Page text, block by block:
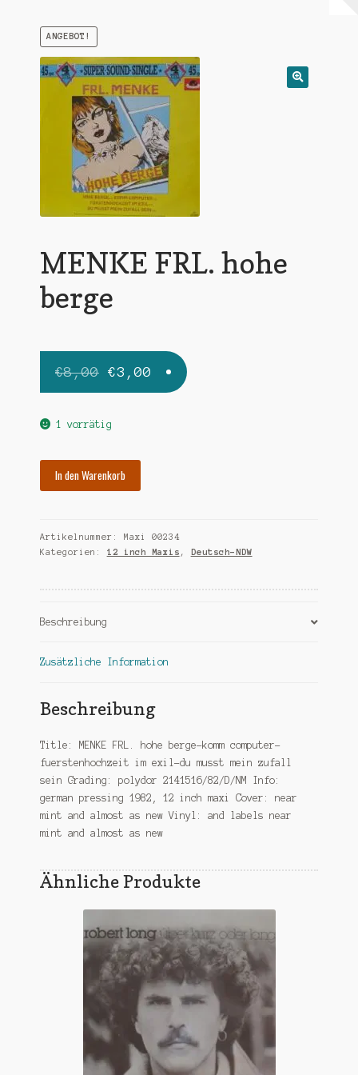
Warenkorb
Mein Konto
ANGEBOT!
MENKE FRL. hohe
berge
€8,00 Ursprünglicher
Preis
war:
€3,00 Aktueller
Preis
1 vorrätig
Menge
In den Warenkorb
Artikelnummer:
Maxi 00234
Kategorien: 12 inch Maxis , Deutsch-NDW
Beschreibung
Zusätzliche Information
Beschreibung
Title: MENKE FRL. hohe berge-komm computer-
fuerstenhochzeit im exil-du musst mein zufall
sein Grading: polydor 2141516/82/D/NM Info:
german pressing 1982, 12 inch maxi Cover: near
mint and almost as new Vinyl: and labels near
mint and almost as new
Ähnliche Produkte